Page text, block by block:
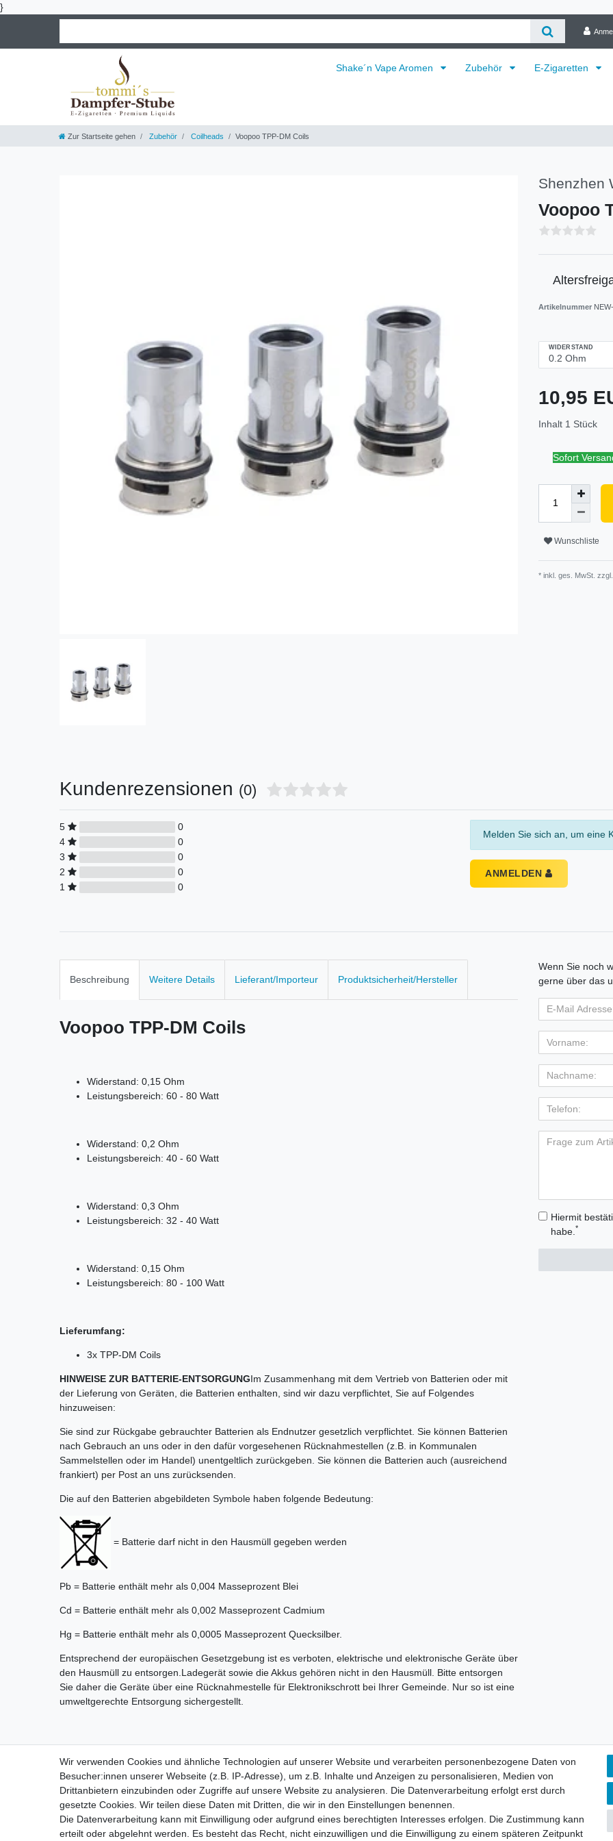
}
Shake´n Vape Aromen Zubehör E-Zigaretten
Zur Startseite gehen Zubehör Coilheads Voopoo TPP-DM Coils
Shenzhen
Voopoo
Artikelnummer
WIDERSTAND
10,95
Inhalt 1 Stück
Sofort
Wunschliste
* inkl. ges. MwSt. zzgl.
Kundenrezensionen (0)
5
0
4
0
3
0
2
0
1
0
Melden Sie sich an, um eine
ANMELDEN
Beschreibung Weitere Details Lieferant/Importeur Produktsicherheit/Hersteller
Voopoo TPP-DM Coils
Widerstand: 0,15 Ohm
Leistungsbereich: 60 - 80 Watt
Widerstand: 0,2 Ohm
Leistungsbereich: 40 - 60 Watt
Widerstand: 0,3 Ohm
Leistungsbereich: 32 - 40 Watt
Widerstand: 0,15 Ohm
Leistungsbereich: 80 - 100 Watt
Lieferumfang:
3x TPP-DM Coils
HINWEISE ZUR BATTERIE-ENTSORGUNGIm Zusammenhang mit dem Vertrieb von Batterien oder mit
der Lieferung von Geräten, die Batterien enthalten, sind wir dazu verpflichtet, Sie auf Folgendes
hinzuweisen:
Sie sind zur Rückgabe gebrauchter Batterien als Endnutzer gesetzlich verpflichtet. Sie können Batterien
nach Gebrauch an uns oder in den dafür vorgesehenen Rücknahmestellen (z.B. in Kommunalen
Sammelstellen oder im Handel) unentgeltlich zurückgeben. Sie können die Batterien auch (ausreichend
frankiert) per Post an uns zurücksenden.
Die auf den Batterien abgebildeten Symbole haben folgende Bedeutung:
= Batterie darf nicht in den Hausmüll gegeben werden
Pb = Batterie enthält mehr als 0,004 Masseprozent Blei
Cd = Batterie enthält mehr als 0,002 Masseprozent Cadmium
Hg = Batterie enthält mehr als 0,0005 Masseprozent Quecksilber.
Entsprechend der europäischen Gesetzgebung ist es verboten, elektrische und elektronische Geräte über
den Hausmüll zu entsorgen.Ladegerät sowie die Akkus gehören nicht in den Hausmüll. Bitte entsorgen
Sie daher die Geräte über eine Rücknahmestelle für Elektronikschrott bei Ihrer Gemeinde. Nur so ist eine
umweltgerechte Entsorgung sichergestellt.
Wenn Sie noch
gerne über das
Hiermit
habe. *
🚚 Schneller Versand 📦 Kostenloser Versand ab 75 €📞 Kostenlose
Wir verwenden Cookies und ähnliche Technologien auf unserer Website und verarbeiten personenbezogene Daten von
Besucher:innen unserer Webseite (z.B. IP-Adresse), um z.B. Inhalte und Anzeigen zu personalisieren, Medien von
Drittanbietern einzubinden oder Zugriffe auf unsere Website zu analysieren. Die Datenverarbeitung erfolgt erst durch
gesetzte Cookies. Wir teilen diese Daten mit Dritten, die wir in den Einstellungen benennen.
Die Datenverarbeitung kann mit Einwilligung oder aufgrund eines berechtigten Interesses erfolgen. Die Zustimmung kann
erteilt oder abgelehnt werden. Es besteht das Recht, nicht einzuwilligen und die Einwilligung zu einem späteren Zeitpunkt